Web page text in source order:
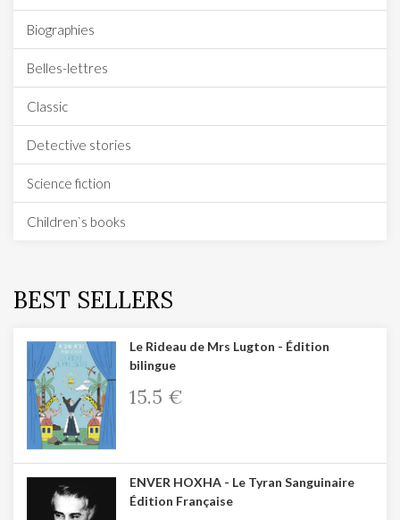
Biographies
Belles-lettres
Classic
Detective stories
Science fiction
Children`s books
BEST SELLERS
Le Rideau de Mrs Lugton - Édition
bilingue
15.5 €
ENVER HOXHA - Le Tyran Sanguinaire
Édition Française